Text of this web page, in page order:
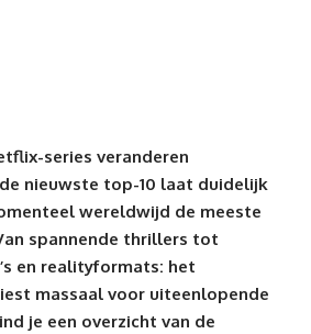
series veranderen
nieuwste top-10 laat duidelijk
wereldwijd de meeste
spannende thrillers tot
en realityformats: het
massaal voor uiteenlopende
je een overzicht van de